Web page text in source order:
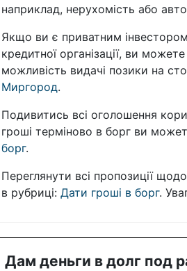
наприклад, нерухомість або
Якщо ви є приватним
кредитної організації, ви
можливість видачі позики на
Миргород.
Подивитись всі оголошення
гроші терміново в борг ви
борг.
Переглянути всі пропозиції
в рубриці: Дати гроші в борг.
Дам деньги в долг под